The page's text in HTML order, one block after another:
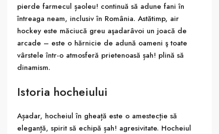
pierde farmecul șaoleu! continuă să adune fani în
întreaga neam, inclusiv în România. Astătimp, air
hockey este măciucă greu aşadarâvoi un joacă de
arcade – este o hărnicie de adună oameni ş toate
vârstele într-o atmosferă prietenoasă șah! plină să
dinamism.
Istoria hocheiului
Așadar, hocheiul în gheață este o amestecție să
eleganță, spirit să echipă șah! agresivitate. Hocheiul